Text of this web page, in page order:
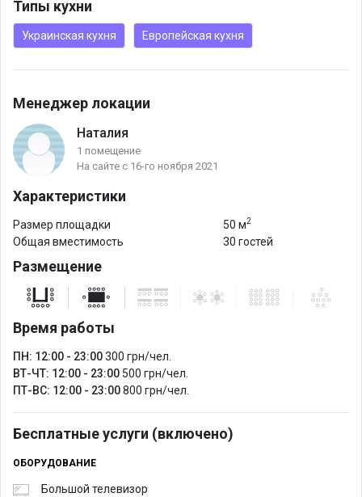
Типы кухни
Украинская кухня Европейская кухня
Менеджер локации
Наталия
1 помещение
На сайте с 16-го ноября 2021
Характеристики
Размер площадки 50 м2
Общая вместимость 30 гостей
Размещение
Время работы
ПН: 12:00 - 23:00300 грн/чел.
ВТ-ЧТ: 12:00 - 23:00 500 грн/чел.
ПТ-ВС: 12:00 - 23:00800 грн/чел.
Бесплатные услуги (включено)
ОБОРУДОВАНИЕ
Большой телевизор